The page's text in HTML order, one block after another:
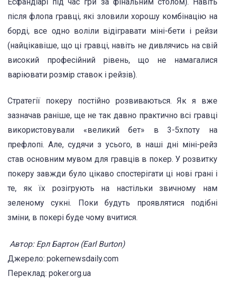
після флопа гравці, які зловили хорошу комбінацію на
борді, все одно воліли відігравати міні-бети і рейзи
(найцікавіше, що ці гравці, навіть не дивлячись на свій
високий професійний рівень, що не намагалися
варіювати розмір ставок і рейзів).
Стратегії покеру постійно розвиваються. Як я вже
зазначав раніше, ще не так давно практично всі гравці
використовували «великий бет» в 3-5хпоту на
префлопі. Але, судячи з усього, в наші дні міні-рейз
став основним мувом для гравців в покер. У розвитку
покеру завжди було цікаво спостерігати ці нові грані і
те, як їх розігрують на настільки звичному нам
зеленому сукні. Поки будуть проявлятися подібні
зміни, в покері буде чому вчитися.
Автор: Ерл Бартон (Earl Burton)
Джерело: pokernewsdaily.com
Переклад: poker.org.ua